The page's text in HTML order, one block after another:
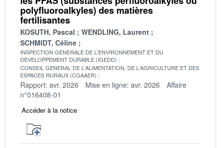
polyfluoroalkyles) des matières
fertilisantes
KOSUTH, Pascal
WENDLING, Laurent
SCHMIDT, Céline
INSPECTION GENERALE DE L'ENVIRONNEMENT ET DU
DEVELOPPEMENT DURABLE (IGEDD)
CONSEIL GENERAL DE L'ALIMENTATION, DE L'AGRICULTURE ET DES
ESPACES RURAUX (CGAAER)
Rapport: avr. 2026 Mise en ligne: avr. 2026
Affaire
n°016408-01
Accéder à la notice